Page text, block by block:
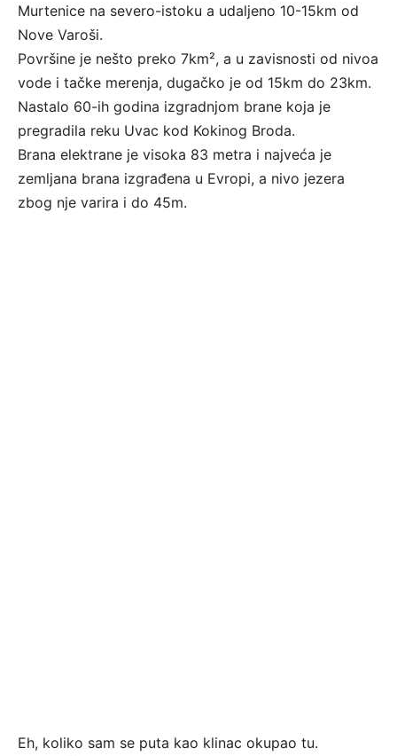
Murtenice na severo-istoku a udaljeno 10-15km od
Nove Varoši.
Površine je nešto preko 7km², a u zavisnosti od nivoa
vode i tačke merenja, dugačko je od 15km do 23km.
Nastalo 60-ih godina izgradnjom brane koja je
pregradila reku Uvac kod Kokinog Broda.
Brana elektrane je visoka 83 metra i najveća je
zemljana brana izgrađena u Evropi, a nivo jezera
zbog nje varira i do 45m.
Eh, koliko sam se puta kao klinac okupao tu.